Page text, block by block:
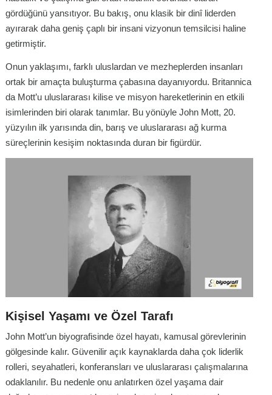
gördüğünü yansıtıyor. Bu bakış, onu klasik bir dinî liderden
ayırarak daha geniş çaplı bir insani vizyonun temsilcisi haline
getirmiştir.
Onun yaklaşımı, farklı uluslardan ve mezheplerden insanları
ortak bir amaçta buluşturma çabasına dayanıyordu. Britannica
da Mott’u uluslararası kilise ve misyon hareketlerinin en etkili
isimlerinden biri olarak tanımlar. Bu yönüyle John Mott, 20.
yüzyılın ilk yarısında din, barış ve uluslararası ağ kurma
süreçlerinin kesişim noktasında duran bir figürdür.
Kişisel Yaşamı ve Özel Tarafı
John Mott’un biyografisinde özel hayatı, kamusal görevlerinin
gölgesinde kalır. Güvenilir açık kaynaklarda daha çok liderlik
rolleri, seyahatleri, konferansları ve uluslararası çalışmalarına
odaklanılır. Bu nedenle onu anlatırken özel yaşama dair